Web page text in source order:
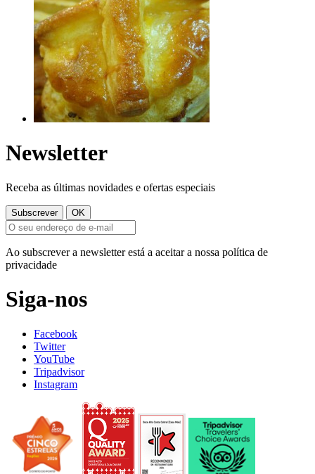
Newsletter
Receba as últimas novidades e ofertas especiais
Ao subscrever a newsletter está a aceitar a nossa política de
privacidade
Siga-nos
Facebook
Twitter
YouTube
Tripadvisor
Instagram